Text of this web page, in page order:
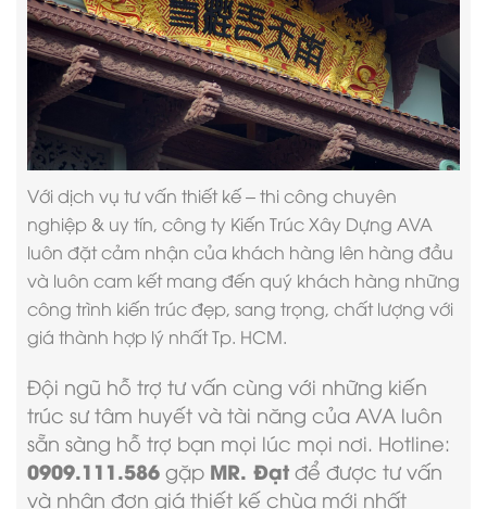
Với dịch vụ tư vấn thiết kế – thi công chuyên
nghiệp & uy tín, công ty Kiến Trúc Xây Dựng AVA
luôn đặt cảm nhận của khách hàng lên hàng đầu
và luôn cam kết mang đến quý khách hàng những
công trình kiến trúc đẹp, sang trọng, chất lượng với
giá thành hợp lý nhất Tp. HCM.
Đội ngũ hỗ trợ tư vấn cùng với những kiến
trúc sư tâm huyết và tài năng của AVA luôn
sẵn sàng hỗ trợ bạn mọi lúc mọi nơi. Hotline:
0909.111.586 gặp MR. Đạt để được tư vấn
và nhận đơn giá thiết kế chùa mới nhất